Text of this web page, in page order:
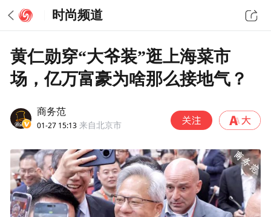
时尚频道
黄仁勋穿“大爷装”逛上海菜市
场，亿万富豪为啥那么接地气？
商务范
01-27 15:13 来自北京市